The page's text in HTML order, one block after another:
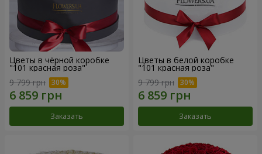
Цветы в чёрной коробке
"101 красная роза"
9 799 грн
Заказать
Цветы в белой коробке
"101 красная роза"
9 799 грн
Заказать